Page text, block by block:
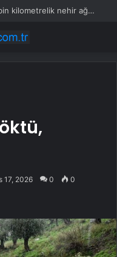
Betonları tek tek söküyorlar: 25 bin kilometrelik nehir ağını yeniden özgür bırakacaklar
17, 2026 0 0